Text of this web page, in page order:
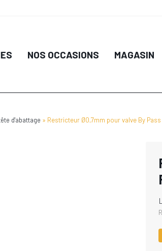
NOS OCCASIONS MAGASIN
d'abattage Restricteur Ø0,7mm pour valve By Pass